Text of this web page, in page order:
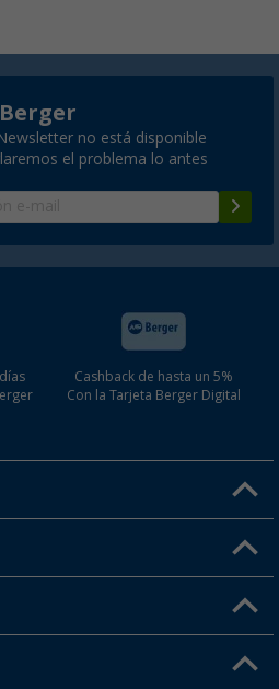
de nivel para depósito de agua E-
System
no está disponible
el problema lo antes
Cashback de hasta un 5%
Con la Tarjeta Berger Digital